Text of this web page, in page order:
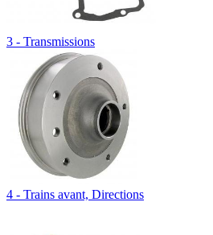
3 - Transmissions
4 - Trains avant, Directions